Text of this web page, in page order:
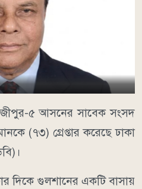
৫ আসনের সাবেক সংসদ
(৭৩) গ্রেপ্তার করেছে ঢাকা
দিকে গুলশানের একটি বাসায়